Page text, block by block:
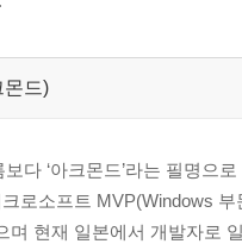
구성 및 구현
모듈 설명 및 구현
정(OpenPose)
몬드)
다 ‘아크몬드’라는 필명으
로소프트 MVP(Windows
며 현재 일본에서 개발자로